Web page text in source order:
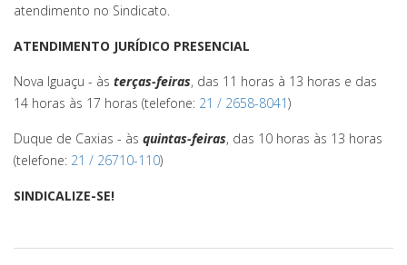
atendimento no Sindicato.
ATENDIMENTO JURÍDICO PRESENCIAL
Nova Iguaçu - às terças-feiras, das 11 horas à 13 horas e das
14 horas às 17 horas (telefone: 21 / 2658-8041)
Duque de Caxias - às quintas-feiras, das 10 horas às 13 horas
(telefone: 21 / 26710-110)
SINDICALIZE-SE!